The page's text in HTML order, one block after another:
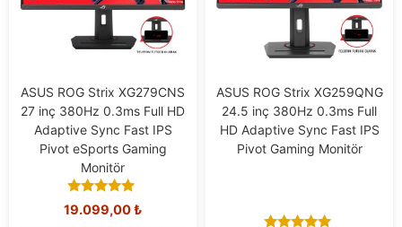
ASUS ROG Strix XG279CNS
27 inç 380Hz 0.3ms Full HD
Adaptive Sync Fast IPS
Pivot eSports Gaming
Monitör
5.00
out of 5
19.099,00₺
ASUS ROG Strix XG259QNG
24.5 inç 380Hz 0.3ms Full
HD Adaptive Sync Fast IPS
Pivot Gaming Monitör